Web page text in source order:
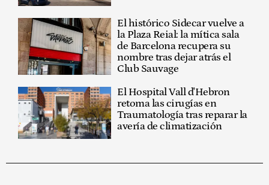
El histórico Sidecar vuelve a
la Plaza Reial: la mítica sala
de Barcelona recupera su
nombre tras dejar atrás el
Club Sauvage
El Hospital Vall d'Hebron
retoma las cirugías en
Traumatología tras reparar la
avería de climatización